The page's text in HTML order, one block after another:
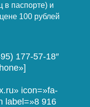
в паспорте) и
100 рублей
177-57-18″
icon=»fa-
label=»8 916